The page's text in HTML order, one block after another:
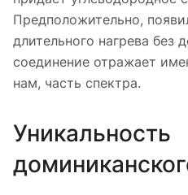
Предположительно,
длительного нагрева без
соединение отражает
нам, часть спектра.
Уникальность